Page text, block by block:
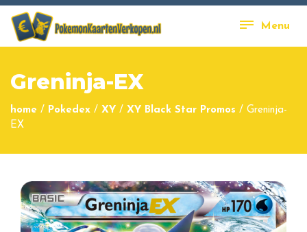
Menu
Greninja-EX
home / Pokedex / XY / XY Black Star Promos / Greninja-
EX